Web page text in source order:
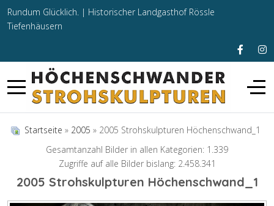
Rundum Glücklich. | Historischer Landgasthof Rössle
Tiefenhäusern
Startseite » 2005 » 2005 Strohskulpturen Höchenschwand_1
Gesamtanzahl Bilder in allen Kategorien: 1.339
Zugriffe auf alle Bilder bislang: 2.458.341
2005 Strohskulpturen Höchenschwand_1